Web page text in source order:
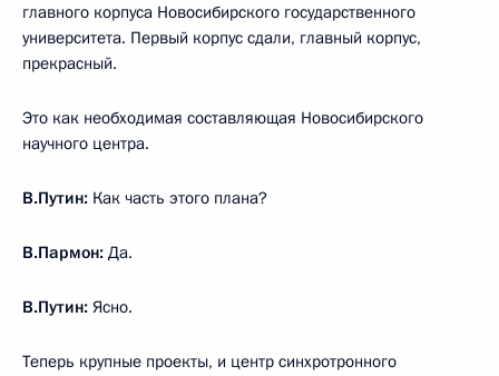
главного корпуса Новосибирского государственного
университета. Первый корпус сдали, главный корпус,
прекрасный.
Это как необходимая составляющая Новосибирского
научного центра.
В.Путин: Как часть этого плана?
В.Пармон: Да.
В.Путин: Ясно.
Теперь крупные проекты, и центр синхротронного